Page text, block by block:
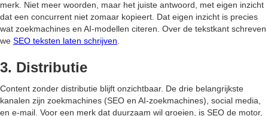
merk. Niet meer woorden, maar het juiste antwoord, met eigen inzicht
dat een concurrent niet zomaar kopieert. Dat eigen inzicht is precies
wat zoekmachines en AI-modellen citeren. Over de tekstkant schreven
we SEO teksten laten schrijven.
3. Distributie
Content zonder distributie blijft onzichtbaar. De drie belangrijkste
kanalen zijn zoekmachines (SEO en AI-zoekmachines), social media,
en e-mail. Voor een merk dat duurzaam wil groeien, is SEO de motor,